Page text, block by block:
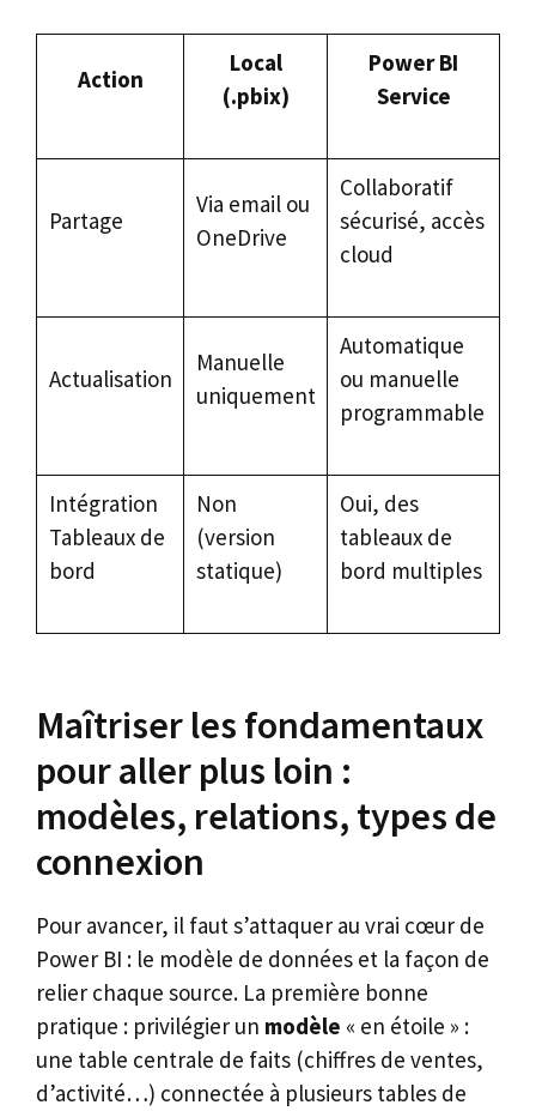
Action
Local
(.pbix)
Power BI
Service
Partage
Via email ou
OneDrive
Collaboratif
sécurisé, accès
cloud
Actualisation
Manuelle
uniquement
Automatique
ou manuelle
programmable
Intégration
Tableaux de
bord
Non
(version
statique)
Oui, des
tableaux de
bord multiples
Maîtriser les fondamentaux
pour aller plus loin :
modèles, relations, types de
connexion
Pour avancer, il faut s’attaquer au vrai cœur de
Power BI : le modèle de données et la façon de
relier chaque source. La première bonne
pratique : privilégier un modèle « en étoile » :
une table centrale de faits (chiffres de ventes,
d’activité…) connectée à plusieurs tables de